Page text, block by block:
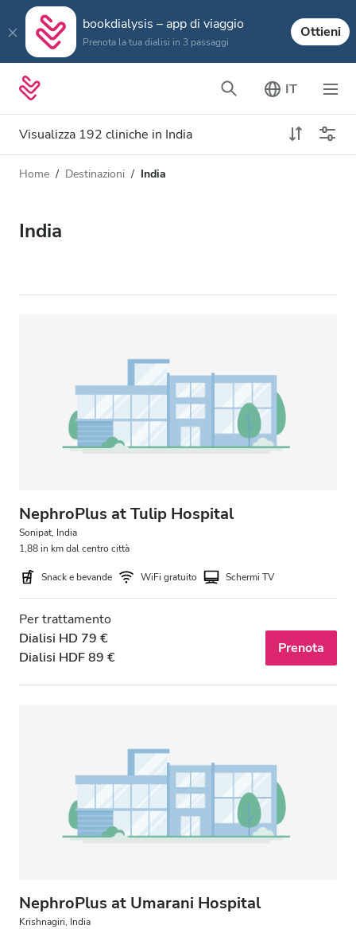
bookdialysis – app di viaggio
Prenota la tua dialisi in 3 passaggi
Ottieni
IT
Visualizza 192 cliniche in India
Tipo di dialisi
Tutti i tipi di dialisi
Pazienti con epatite B
Pazienti con epatite C
GHIC
Snack e bevande
WiFi gratuito
Schermi TV
0 - 100 EUR
300+ EUR
Distanza
Home Destinazioni India
India
NephroPlus at Tulip Hospital
Sonipat, India
1,88 in km dal centro città
Snack e bevande WiFi gratuito Schermi TV
Per trattamento
Dialisi HD 79 €
Dialisi HDF 89 €
Prenota
NephroPlus at Umarani Hospital
Krishnagiri, India